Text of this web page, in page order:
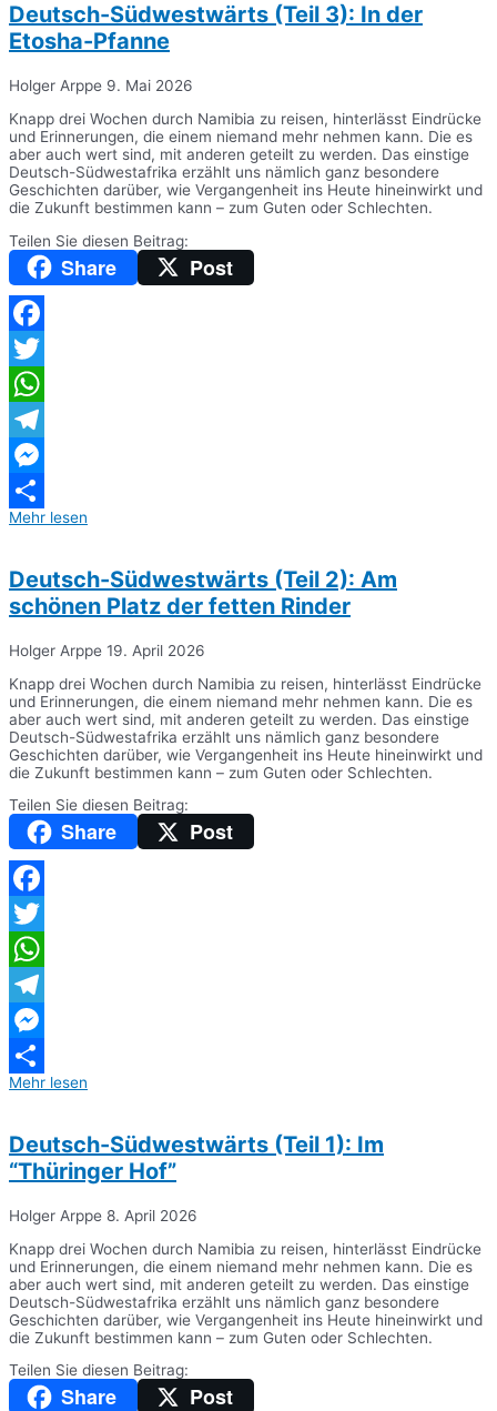
Deutsch-Südwestwärts (Teil 3): In der
Etosha-Pfanne
Holger Arppe 9. Mai 2026
Knapp drei Wochen durch Namibia zu reisen, hinterlässt Eindrücke
und Erinnerungen, die einem niemand mehr nehmen kann. Die es
aber auch wert sind, mit anderen geteilt zu werden. Das einstige
Deutsch-Südwestafrika erzählt uns nämlich ganz besondere
Geschichten darüber, wie Vergangenheit ins Heute hineinwirkt und
die Zukunft bestimmen kann – zum Guten oder Schlechten.
Teilen Sie diesen Beitrag:
Share Post
Facebook
Twitter
WhatsApp
Telegram
Messenger
Teilen
Mehr lesen
Deutsch-Südwestwärts (Teil 2): Am
schönen Platz der fetten Rinder
Holger Arppe 19. April 2026
Knapp drei Wochen durch Namibia zu reisen, hinterlässt Eindrücke
und Erinnerungen, die einem niemand mehr nehmen kann. Die es
aber auch wert sind, mit anderen geteilt zu werden. Das einstige
Deutsch-Südwestafrika erzählt uns nämlich ganz besondere
Geschichten darüber, wie Vergangenheit ins Heute hineinwirkt und
die Zukunft bestimmen kann – zum Guten oder Schlechten.
Teilen Sie diesen Beitrag:
Share Post
Facebook
Twitter
WhatsApp
Telegram
Messenger
Teilen
Mehr lesen
Deutsch-Südwestwärts (Teil 1): Im
“Thüringer Hof”
Holger Arppe 8. April 2026
Knapp drei Wochen durch Namibia zu reisen, hinterlässt Eindrücke
und Erinnerungen, die einem niemand mehr nehmen kann. Die es
aber auch wert sind, mit anderen geteilt zu werden. Das einstige
Deutsch-Südwestafrika erzählt uns nämlich ganz besondere
Geschichten darüber, wie Vergangenheit ins Heute hineinwirkt und
die Zukunft bestimmen kann – zum Guten oder Schlechten.
Teilen Sie diesen Beitrag:
Share Post